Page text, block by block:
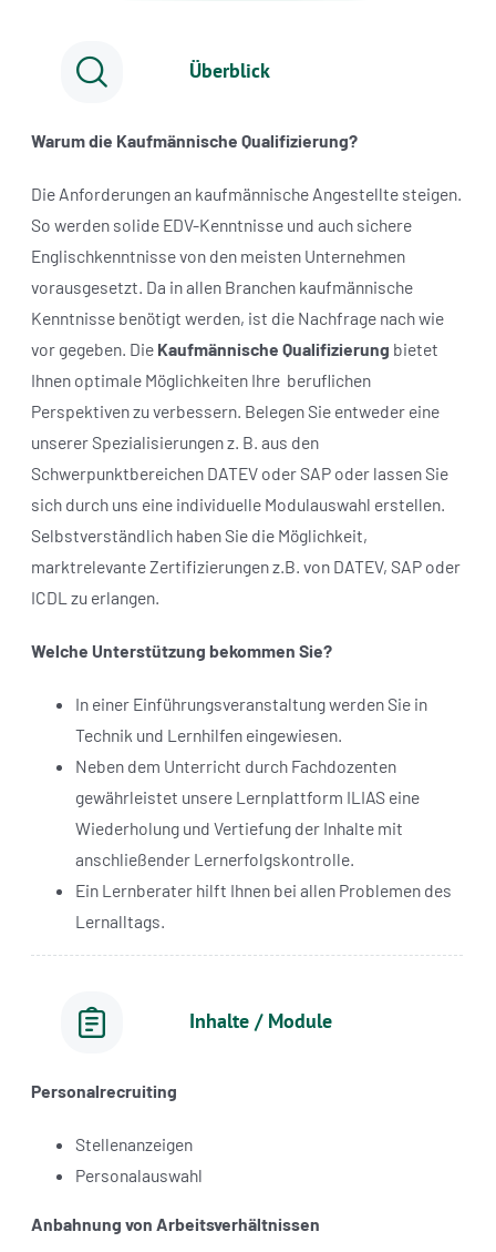
Überblick
Warum die Kaufmännische Qualifizierung?
Die Anforderungen an kaufmännische Angestellte steigen.
So werden solide EDV-Kenntnisse und auch sichere
Englischkenntnisse von den meisten Unternehmen
vorausgesetzt. Da in allen Branchen kaufmännische
Kenntnisse benötigt werden, ist die Nachfrage nach wie
vor gegeben. Die Kaufmännische Qualifizierung bietet
Ihnen optimale Möglichkeiten Ihre beruflichen
Perspektiven zu verbessern. Belegen Sie entweder eine
unserer Spezialisierungen z. B. aus den
Schwerpunktbereichen DATEV oder SAP oder lassen Sie
sich durch uns eine individuelle Modulauswahl erstellen.
Selbstverständlich haben Sie die Möglichkeit,
marktrelevante Zertifizierungen z.B. von DATEV, SAP oder
ICDL zu erlangen.
Welche Unterstützung bekommen Sie?
In einer Einführungsveranstaltung werden Sie in
Technik und Lernhilfen eingewiesen.
Neben dem Unterricht durch Fachdozenten
gewährleistet unsere Lernplattform ILIAS eine
Wiederholung und Vertiefung der Inhalte mit
anschließender Lernerfolgskontrolle.
Ein Lernberater hilft Ihnen bei allen Problemen des
Lernalltags.
Inhalte / Module
Personalrecruiting
Stellenanzeigen
Personalauswahl
Anbahnung von Arbeitsverhältnissen